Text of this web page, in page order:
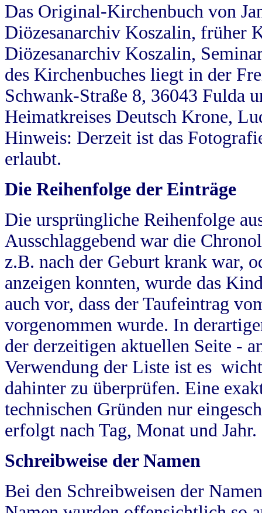
Das Original-Kirchenbuch von
Diözesanarchiv Koszalin, früher
Diözesanarchiv Koszalin,
des Kirchenbuches liegt in der
Schwank-Straße 8, 36043 Fulda
Heimatkreises Deutsch Krone,
Hinweis: Derzeit ist das
erlaubt.
Die Reihenfolge der Einträge
Die ursprüngliche Reihenfolge
Ausschlaggebend war die
z.B. nach der Geburt krank war,
anzeigen konnten, wurde das
auch vor, dass der Taufeintrag
vorgenommen wurde. In
der derzeitigen aktuellen Seite -
Verwendung der Liste ist es
dahinter zu überprüfen. Eine
technischen Gründen nur
erfolgt nach Tag, Monat und Jahr.
Schreibweise der Namen
Bei den Schreibweisen der